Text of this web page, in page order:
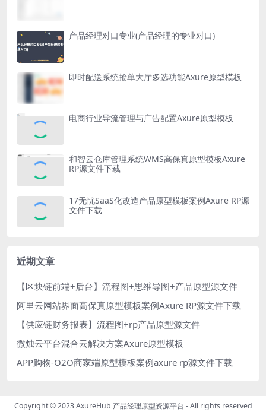
产品经理对口专业(产品经理的专业对口)
即时配送系统抢单大厅多选功能Axure原型模板
电商行业导流管理与广告配置Axure原型模板
和智云仓库管理系统WMS高保真原型模板Axure
RP源文件下载
17无忧SaaS化改造产品原型模板案例Axure RP源
文件下载
近期文章
【区块链前端+后台】流程图+思维导图+产品原型源文件
阿里云网站界面高保真原型模板案例Axure RP源文件下载
【供应链财务报表】流程图+rp产品原型源文件
微烛云平台混合云解决方案Axure原型模板
APP购物-O2O商家端原型模板案例axure rp源文件下载
Copyright © 2023AxureHub 产品经理原型资源平台 - All rights reserved